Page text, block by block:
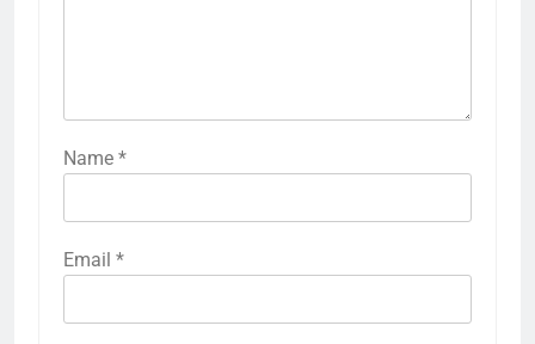
Name *
Email *